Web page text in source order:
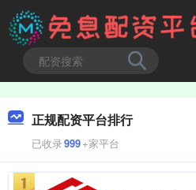
正规配资平台排行
已收录999+家平台